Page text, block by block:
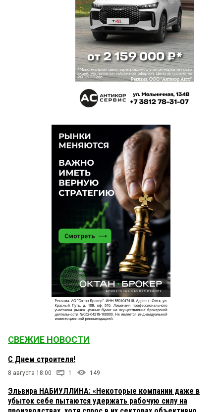
СВЕЖИЕ НОВОСТИ
С Днем строителя!
8 августа 18:00 1 149
Эльвира НАБИУЛЛИНА: «Некоторые компании даже в
убыток себе пытаются удержать рабочую силу на